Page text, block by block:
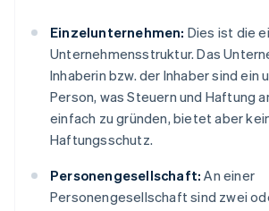
Einzelunternehmen: Dies ist die
Unternehmensstruktur. Das
Inhaberin bzw. der Inhaber sind ein
Person, was Steuern und Haftung
einfach zu gründen, bietet aber
Haftungsschutz.
Personengesellschaft: An einer
Personengesellschaft sind zwei